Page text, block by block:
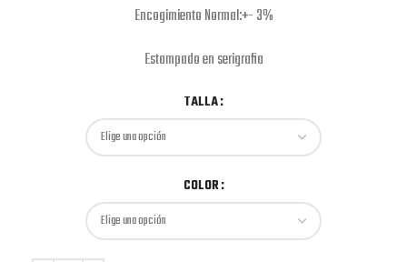
Encogimiento Normal:+- 3%
Estampado en serigrafia
TALLA
COLOR